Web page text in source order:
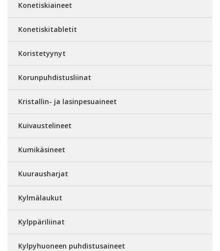
Konetiskiaineet
Konetiskitabletit
Koristetyynyt
Korunpuhdistusliinat
Kristallin- ja lasinpesuaineet
Kuivaustelineet
Kumikäsineet
Kuurausharjat
Kylmälaukut
Kylppäriliinat
Kylpyhuoneen puhdistusaineet